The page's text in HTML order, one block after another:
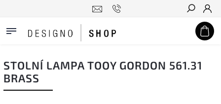
Hledat
STOLNÍ LAMPA TOOY GORDON 561.31
BRASS